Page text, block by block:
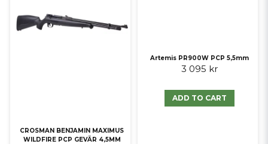
CROSMAN BENJAMIN MAXIMUS
WILDFIRE PCP GEVÄR 4,5MM
Artemis PR900W PCP 5,5mm
3 095 kr
ADD TO CART